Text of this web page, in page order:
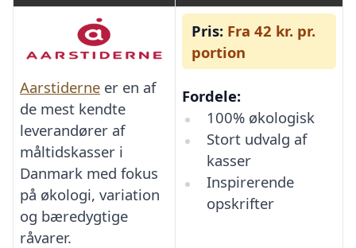
Aarstiderne er en af
de mest kendte
leverandører af
måltidskasser i
Danmark med fokus
på økologi, variation
og bæredygtige
råvarer.
Pris: Fra 42 kr. pr.
portion
Fordele:
100% økologisk
Stort udvalg af
kasser
Inspirerende
opskrifter